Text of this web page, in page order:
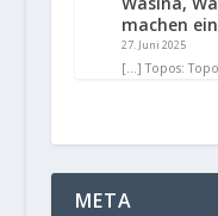
machen
27. Juni 2025
[…] Topos:
META